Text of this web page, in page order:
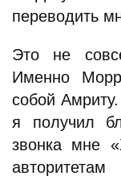
переводить
Это не
Именно
собой
я получил
звонка мне